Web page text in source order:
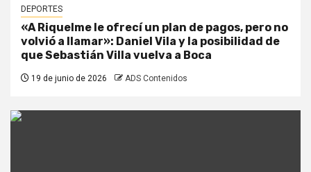
DEPORTES
«A Riquelme le ofrecí un plan de pagos, pero no
volvió a llamar»: Daniel Vila y la posibilidad de
que Sebastián Villa vuelva a Boca
19 de junio de 2026 ADS Contenidos